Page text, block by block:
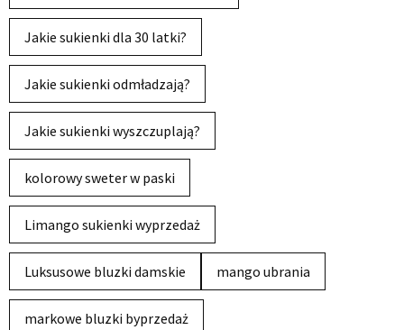
Jakie sukienki dla 30 latki?
Jakie sukienki odmładzają?
Jakie sukienki wyszczuplają?
kolorowy sweter w paski
Limango sukienki wyprzedaż
Luksusowe bluzki damskie mango ubrania
markowe bluzki byprzedaż